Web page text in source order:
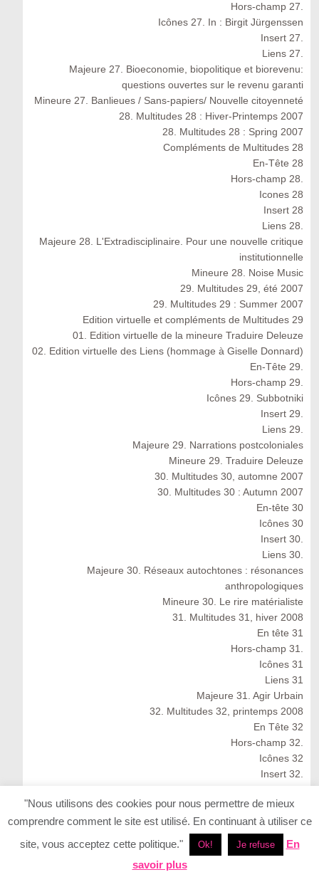
Hors-champ 27.
Icônes 27. In : Birgit Jürgenssen
Insert 27.
Liens 27.
Majeure 27. Bioeconomie, biopolitique et biorevenu:
questions ouvertes sur le revenu garanti
Mineure 27. Banlieues / Sans-papiers/ Nouvelle citoyenneté
28. Multitudes 28 : Hiver-Printemps 2007
28. Multitudes 28 : Spring 2007
Compléments de Multitudes 28
En-Tête 28
Hors-champ 28.
Icones 28
Insert 28
Liens 28.
Majeure 28. L'Extradisciplinaire. Pour une nouvelle critique
institutionnelle
Mineure 28. Noise Music
29. Multitudes 29, été 2007
29. Multitudes 29 : Summer 2007
Edition virtuelle et compléments de Multitudes 29
01. Edition virtuelle de la mineure Traduire Deleuze
02. Edition virtuelle des Liens (hommage à Giselle Donnard)
En-Tête 29.
Hors-champ 29.
Icônes 29. Subbotniki
Insert 29.
Liens 29.
Majeure 29. Narrations postcoloniales
Mineure 29. Traduire Deleuze
30. Multitudes 30, automne 2007
30. Multitudes 30 : Autumn 2007
En-tête 30
Icônes 30
Insert 30.
Liens 30.
Majeure 30. Réseaux autochtones : résonances
anthropologiques
Mineure 30. Le rire matérialiste
31. Multitudes 31, hiver 2008
En tête 31
Hors-champ 31.
Icônes 31
Liens 31
Majeure 31. Agir Urbain
32. Multitudes 32, printemps 2008
En Tête 32
Hors-champ 32.
Icônes 32
Insert 32.
Majeure 32. Finance, rente et travail dans le capitalisme
cognitif
Multitudes 32 : Spring 2008
33. Multitudes 33, été 2008
33. Multitudes 33 : Summer 2008
"Nous utilisons des cookies pour nous permettre de mieux
comprendre comment le site est utilisé. En continuant à utiliser ce
site, vous acceptez cette politique."
Ok! Je refuse
En
savoir plus